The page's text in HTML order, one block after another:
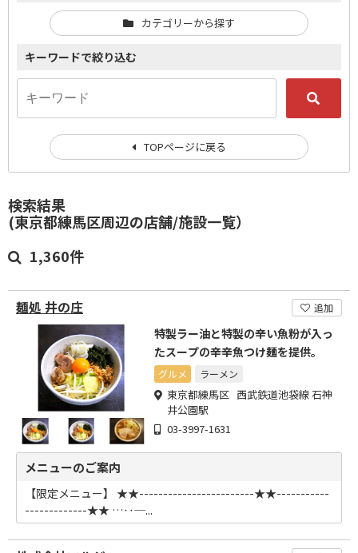
検索結果
(東京都練馬区周辺の店舗/施設一覧）
1,360件
麺処 井の庄 追加
特製ラー油と特製の辛い魚粉が入っ
たスープの辛辛魚つけ麺を提供。
グルメ ラーメン
東京都練馬区 西武鉄道池袋線 石神
井公園駅
03-3997-1631
メニューのご案内
【限定メニュー】 ★★------------------------★★-----------
-------------★★ …‥─...
カテゴリーから探す
キーワードで絞り込む
TOPページに戻る